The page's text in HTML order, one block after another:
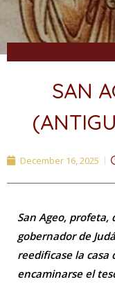
SAN
December 16, 2025
San Ageo,
gobernador de
reedificase la casa
encaminarse el